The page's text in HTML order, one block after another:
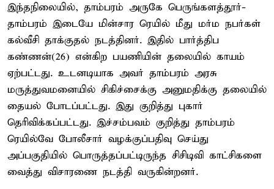
இந்தநிலையில், தாம்பரம் அருகே பெருங்களத்தூர்-
தாம்பரம் இடையே மின்சார ரெயில் மீது மர்ம நபர்கள்
கல்வீசி தாக்குதல் நடத்தினர். இதில் பார்த்திப
கண்ணன்(26) என்கிற பயணியின் தலையில் காயம்
ஏற்பட்டது. உடனடியாக அவர் தாம்பரம் அரசு
மருத்துவமனையில் சிகிச்சைக்கு அனுமதிக்கு தலையில்
தையல் போடப்பட்டது. இது குறித்து புகார்
தெரிவிக்கப்பட்டது. இச்சம்பவம் குறித்து தாம்பரம்
ரெயில்வே போலீசார் வழக்குப்பதிவு செய்து
அப்பகுதியில் பொருத்தப்பட்டிருந்த சிசிடிவி காட்சிகளை
வைத்து விசாரணை நடத்தி வருகின்றனர்.